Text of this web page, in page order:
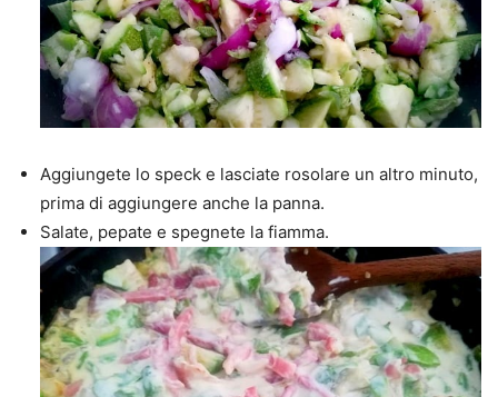
Aggiungete lo speck e lasciate rosolare un altro minuto,
prima di aggiungere anche la panna.
Salate, pepate e spegnete la fiamma.